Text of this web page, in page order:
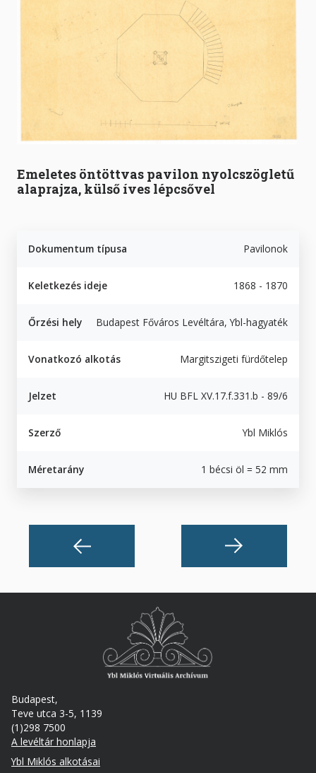
Emeletes öntöttvas pavilon nyolcszögletű
alaprajza, külső íves lépcsővel
Dokumentum típusa Pavilonok
Keletkezés ideje 1868 - 1870
Őrzési hely Budapest Főváros Levéltára, Ybl-hagyaték
Vonatkozó alkotás Margitszigeti fürdőtelep
Jelzet HU BFL XV.17.f.331.b - 89/6
Szerző Ybl Miklós
Méretarány 1 bécsi öl = 52 mm
Budapest,
Teve utca 3-5, 1139
(1)298 7500
A levéltár honlapja
Footer
Ybl Miklós alkotásai